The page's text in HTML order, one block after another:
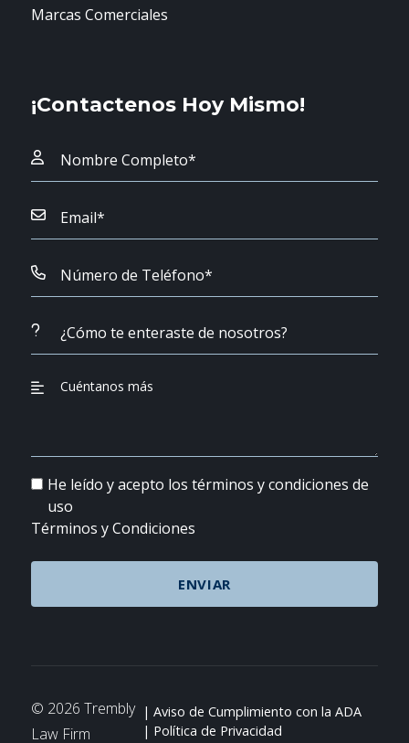
Marcas Comerciales
¡Contactenos Hoy Mismo!
He leído y acepto los términos y condiciones de
uso
Términos y Condiciones
© 2026 Trembly
Law Firm
Aviso de Cumplimiento con la ADA
Política de Privacidad